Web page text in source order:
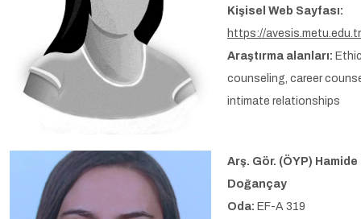
Kişisel Web Sayfası:
https://
Araştırma alanları:
counseling, career
intimate relationships
Arş. Gör. (ÖYP) Hamide
Doğançay
Oda: EF-A 319